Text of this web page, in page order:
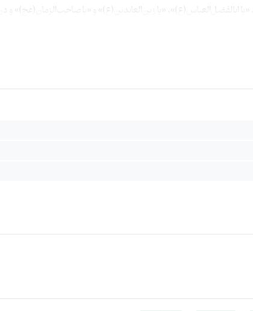
ابالفضل‌العباس(ع)»، «يا زین‌العابدین(ع)» و «يا
و منتشر شده‌ است.